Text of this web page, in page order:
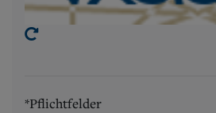
*Pflichtfelder